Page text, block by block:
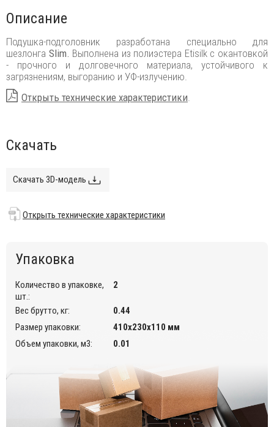
Описание
Подушка-подголовник разработана специально для
шезлонга Slim. Выполнена из полиэстера Etisilk с окантовкой
- прочного и долговечного материала, устойчивого к
загрязнениям, выгоранию и УФ-излучению.
Открыть технические характеристики
Скачать
Скачать 3D-модель
Открыть технические характеристики
Упаковка
Количество в упаковке,
шт.:
2
Вес брутто, кг:
0.44
Размер упаковки:
410х230х110 мм
Объем упаковки, м3:
0.01